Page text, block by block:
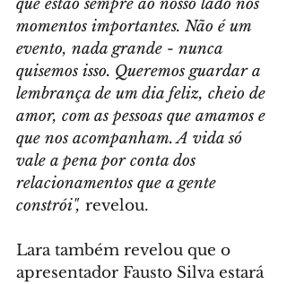
momentos importantes. Não é um
evento, nada grande - nunca
quisemos isso. Queremos guardar a
lembrança de um dia feliz, cheio de
amor, com as pessoas que amamos e
que nos acompanham. A vida só
vale a pena por conta dos
relacionamentos que a gente
constrói", revelou.
Lara também revelou que o
apresentador Fausto Silva estará